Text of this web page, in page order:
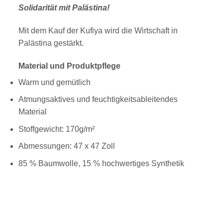
Solidarität mit Palästina!
Mit dem Kauf der Kufiya wird die Wirtschaft in
Palästina gestärkt.
Material und Produktpflege
Warm und gemütlich
Atmungsaktives und feuchtigkeitsableitendes
Material
Stoffgewicht: 170g/m²
Abmessungen: 47 x 47 Zoll
85 % Baumwolle, 15 % hochwertiges Synthetik